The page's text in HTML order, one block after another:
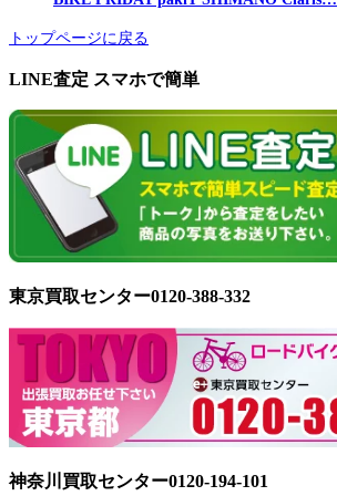
トップページに戻る
LINE査定 スマホで簡単
東京買取センター0120-388-332
神奈川買取センター0120-194-101